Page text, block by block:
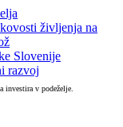
investira v podeželje.